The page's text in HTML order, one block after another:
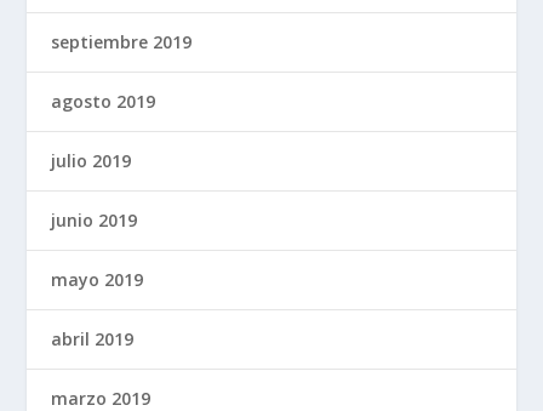
septiembre 2019
agosto 2019
julio 2019
junio 2019
mayo 2019
abril 2019
marzo 2019